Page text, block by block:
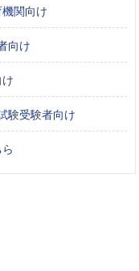
関向け
向け
験受験者向け